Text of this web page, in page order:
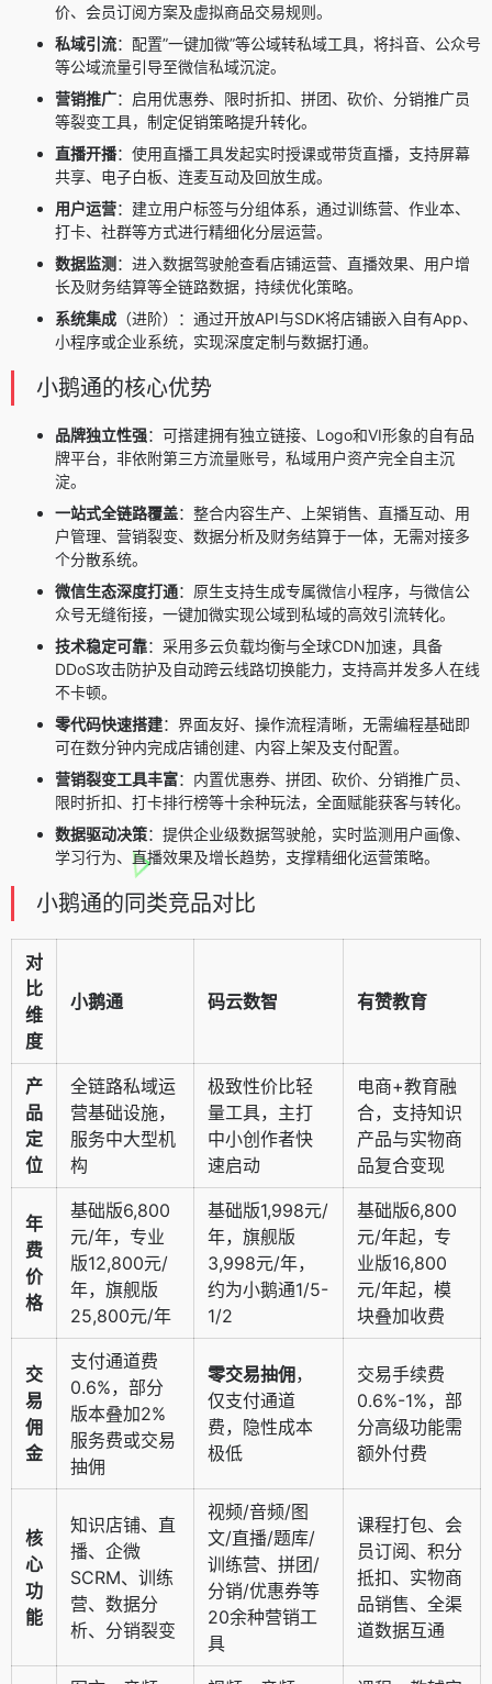
价、会员订阅方案及虚拟商品交易规则。
私域引流：配置”一键加微”等公域转私域工具，将抖音、公众号
等公域流量引导至微信私域沉淀。
营销推广：启用优惠券、限时折扣、拼团、砍价、分销推广员
等裂变工具，制定促销策略提升转化。
直播开播：使用直播工具发起实时授课或带货直播，支持屏幕
共享、电子白板、连麦互动及回放生成。
用户运营：建立用户标签与分组体系，通过训练营、作业本、
打卡、社群等方式进行精细化分层运营。
数据监测 ：进入数据驾驶舱查看店铺运营、直播效果、用户增
长及财务结算等全链路数据，持续优化策略。
系统集成 （进阶）：通过开放API与SDK将店铺嵌入自有App、
小程序或企业系统，实现深度定制与数据打通。
小鹅通的核心优势
品牌独立性强：可搭建拥有独立链接、Logo和VI形象的自有品
牌平台，非依附第三方流量账号，私域用户资产完全自主沉
淀。
一站式全链路覆盖：整合内容生产、上架销售、直播互动、用
户管理、营销裂变、数据分析及财务结算于一体，无需对接多
个分散系统。
微信生态深度打通：原生支持生成专属微信小程序，与微信公
众号无缝衔接，一键加微实现公域到私域的高效引流转化。
技术稳定可靠：采用多云负载均衡与全球CDN加速，具备
DDoS攻击防护及自动跨云线路切换能力，支持高并发多人在线
不卡顿。
零代码快速搭建：界面友好、操作流程清晰，无需编程基础即
可在数分钟内完成店铺创建、内容上架及支付配置。
营销裂变工具丰富：内置优惠券、拼团、砍价、分销推广员、
限时折扣、打卡排行榜等十余种玩法，全面赋能获客与转化。
数据驱动决策：提供企业级数据驾驶舱，实时监测用户画像、
学习行为、直播效果及增长趋势，支撑精细化运营策略。
小鹅通的同类竞品对比
对
比
维
度
小鹅通 码云数智 有赞教育
产
品
定
位
全链路私域运
营基础设施，
服务中大型机
构
极致性价比轻
量工具，主打
中小创作者快
速启动
电商+教育融
合，支持知识
产品与实物商
品复合变现
年
费
价
格
基础版6,800
元/年，专业
版12,800元/
年，旗舰版
25,800元/年
基础版1,998元/
年，旗舰版
3,998元/年，
约为小鹅通1/5-
1/2
基础版6,800
元/年起，专
业版16,800
元/年起，模
块叠加收费
交
易
佣
金
支付通道费
0.6%，部分
版本叠加2%
服务费或交易
抽佣
零交易抽佣，
仅支付通道
费，隐性成本
极低
交易手续费
0.6%-1%，部
分高级功能需
额外付费
核
心
功
能
知识店铺、直
播、企微
SCRM、训练
营、数据分
析、分销裂变
视频/音频/图
文/直播/题库/
训练营、拼团/
分销/优惠券等
20余种营销工
具
课程打包、会
员订阅、积分
抵扣、实物商
品销售、全渠
道数据互通